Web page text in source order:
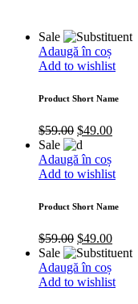
Sale
Adaugă în coș
Add to wishlist
Product Short Name
$59.00 $49.00
Sale
Adaugă în coș
Add to wishlist
Product Short Name
$59.00 $49.00
Sale
Adaugă în coș
Add to wishlist